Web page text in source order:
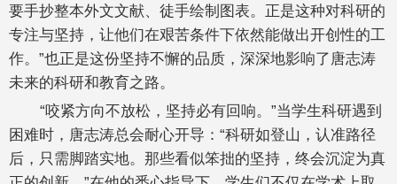
要手抄整本外文文献、徒手绘制图表。正是这种对科研的
专注与坚持，让他们在艰苦条件下依然能做出开创性的工
作。”也正是这份坚持不懈的品质，深深地影响了唐志涛
未来的科研和教育之路。
“咬紧方向不放松，坚持必有回响。”当学生科研遇到
困难时，唐志涛总会耐心开导：“科研如登山，认准路径
后，只需脚踏实地。那些看似笨拙的坚持，终会沉淀为真